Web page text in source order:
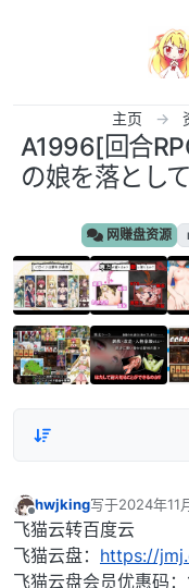
主页
A1996[回合
の娘を落とし
网赚盘资源
离线
hwjking写于2024年11
最后由 编辑
飞猫云转百度云
飞猫云盘： https://
飞猫云盘会员优惠码